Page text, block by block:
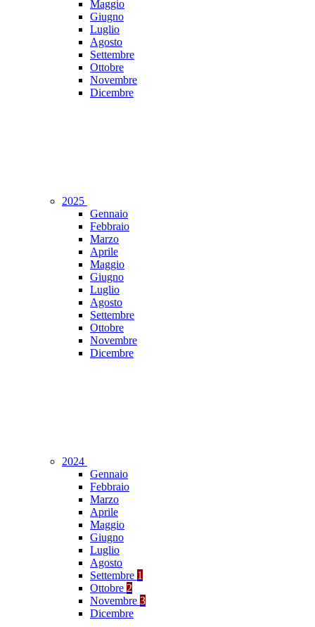
Maggio
Giugno
Luglio
Agosto
Settembre
Ottobre
Novembre
Dicembre
2025
Gennaio
Febbraio
Marzo
Aprile
Maggio
Giugno
Luglio
Agosto
Settembre
Ottobre
Novembre
Dicembre
2024
Gennaio
Febbraio
Marzo
Aprile
Maggio
Giugno
Luglio
Agosto
Settembre 1
Ottobre 2
Novembre 3
Dicembre